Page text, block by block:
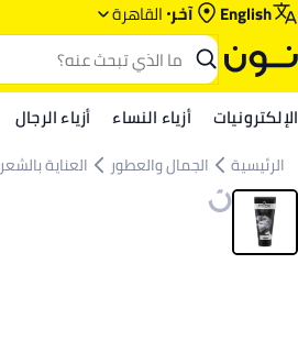
English آخر القاهرة
الإلكترونيات أزياء النساء أزياء الرجال
الرئيسية الجمال والعطور العناية بالشعر